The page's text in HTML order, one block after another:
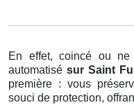
En effet, coincé ou ne
automatisésur Saint
première : vous
souci de protection,